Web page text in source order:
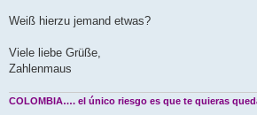
Weiß hierzu jemand etwas?
Viele liebe Grüße,
Zahlenmaus
COLOMBIA…. el único riesgo es que te quieras